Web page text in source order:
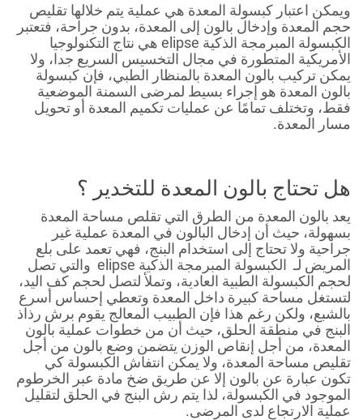
ويمكن اعتبار كبسولة المعدة هي عملية يتم خلالها تقليص
حجم المعدة وإدخال بالون إلى المعدة، بدون جراحة، فتعتبر
الكبسولة المبرمجة الذكية elipse هي نتاج التكنولوجيا
الأمريكية المتطورة في مجال التخسيس السريع جدا، ولا
يمكن تركيب بالون المعدة بالمنظار الطبي، فإن كبسولة
بالون المعدة هو إجراء بسيط لمرضى السمنة الموضعية
فقط، وتختلف تمامًا عن عمليات تكميم المعدة أو تحويل
مسار المعدة.
هل تحتاج بالون المعدة للتخدير ؟
يعد بالون المعدة من الطرق التي تقلص مساحة المعدة
بسهولة، حيث أن إدخال البالون في المعدة عملية غير
جراحية ولا تحتاج إلى استخدام البنج، فهي تعمد على بلع
المريض لـ الكبسولة المبرمجة الذكية elipse والتي تصل
لحجم الكبسولة الطبية العادية، وتملأ لتصل لحجم كف اليد،
لتستغل مساحة كبيرة داخل المعدة وتعطي إحساس أسرع
بالشبع، ولكن رغم هذا فإن الطبيب المعالج يقوم برش رذاذ
البنج في منطقة الحلق، حيث أن من خطوات عملية بالون
المعدة، من أجل إنقاص الوزن يتضمن وضع بالون من أجل
تقليص مساحة المعدة، ولا يمكن انتفاش الكبسولة كي
تكون عبارة عن بالون إلا عن طريق ضخ مادة عبر الخرطوم
الموجود في الكبسولة، لذا يتم رش البنج في الحلق لتقليل
عملية الارتجاع لدى المرضى.